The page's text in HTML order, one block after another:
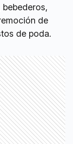
de
de poda.